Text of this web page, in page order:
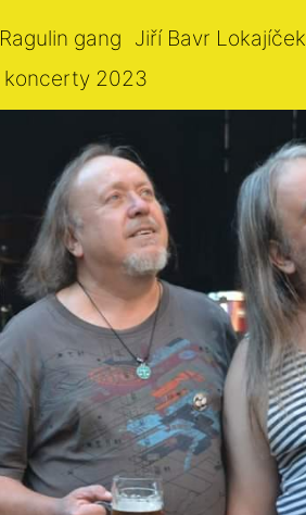
Ragulin gang Jiří Bavr Lokajíček
koncerty 2023